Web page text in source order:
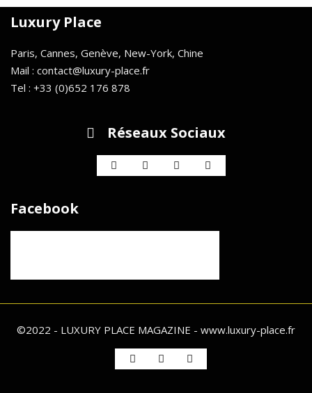
Luxury Place
Paris, Cannes, Genève, New-York, Chine
Mail : contact@luxury-place.fr
Tel : +33 (0)652 176 878
Réseaux Sociaux
Facebook
©2022 - LUXURY PLACE MAGAZINE - www.luxury-place.fr